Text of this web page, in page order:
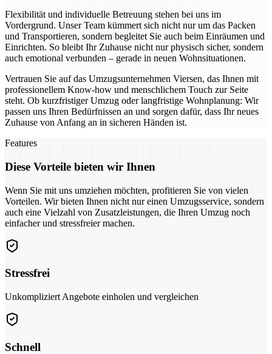
Flexibilität und individuelle Betreuung stehen bei uns im
Vordergrund. Unser Team kümmert sich nicht nur um das Packen
und Transportieren, sondern begleitet Sie auch beim Einräumen und
Einrichten. So bleibt Ihr Zuhause nicht nur physisch sicher, sondern
auch emotional verbunden – gerade in neuen Wohnsituationen.
Vertrauen Sie auf das Umzugsunternehmen Viersen, das Ihnen mit
professionellem Know-how und menschlichem Touch zur Seite
steht. Ob kurzfristiger Umzug oder langfristige Wohnplanung: Wir
passen uns Ihren Bedürfnissen an und sorgen dafür, dass Ihr neues
Zuhause von Anfang an in sicheren Händen ist.
Features
Diese Vorteile bieten wir Ihnen
Wenn Sie mit uns umziehen möchten, profitieren Sie von vielen
Vorteilen. Wir bieten Ihnen nicht nur einen Umzugsservice, sondern
auch eine Vielzahl von Zusatzleistungen, die Ihren Umzug noch
einfacher und stressfreier machen.
Stressfrei
Unkompliziert Angebote einholen und vergleichen
Schnell